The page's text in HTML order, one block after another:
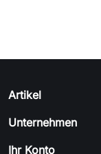
Artikel
Unternehmen
Ihr Konto